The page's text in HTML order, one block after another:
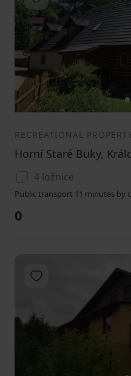
RECREATIONAL
Horní Staré Buky,
4 ložnice
Public transport 11 minutes by
0
Add to favorites